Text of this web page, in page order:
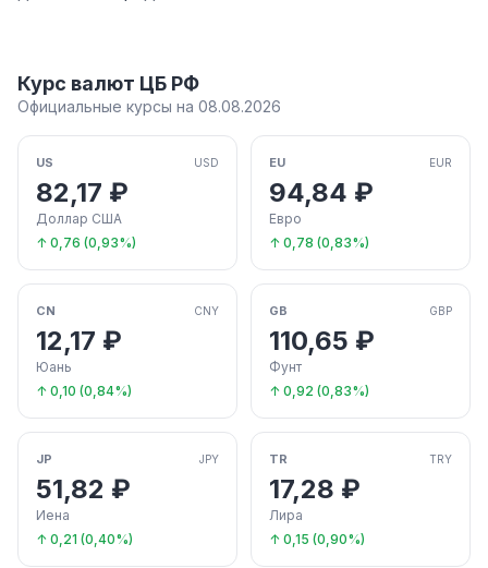
Курс валют ЦБ РФ
Официальные курсы на 08.08.2026
US USD
82,17 ₽
Доллар США
↑ 0,76 (0,93%)
EU EUR
94,84 ₽
Евро
↑ 0,78 (0,83%)
CN CNY
12,17 ₽
Юань
↑ 0,10 (0,84%)
GB GBP
110,65 ₽
Фунт
↑ 0,92 (0,83%)
JP JPY
51,82 ₽
Иена
↑ 0,21 (0,40%)
TR TRY
17,28 ₽
Лира
↑ 0,15 (0,90%)